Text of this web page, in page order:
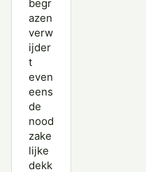
begr
azen
verw
ijder
t
even
eens
de
nood
zake
lijke
dekk